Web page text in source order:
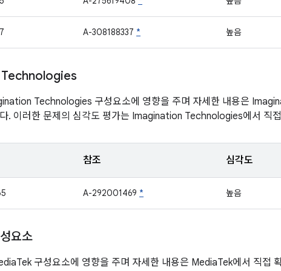
A-308188337 * 높음
Technologies 구성요소에 영향을 주며 자세한 내용은
. 이러한 문제의 심각도 평가는 Imagination Technologies에서 직
참조 심각도
A-292001469 * 높음
요소
구성요소에 영향을 주며 자세한 내용은 MediaTek에서 직접